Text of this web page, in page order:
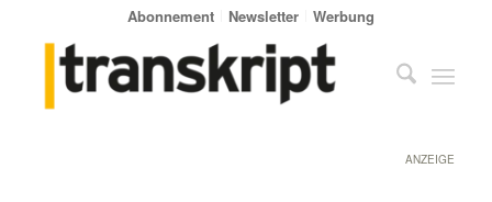
Abonnement Newsletter Werbung
ANZEIGE